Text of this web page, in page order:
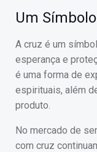
Um
A cruz é um
esperança e
é uma forma de
espirituais, além
produto.
No mercado de
com cruz